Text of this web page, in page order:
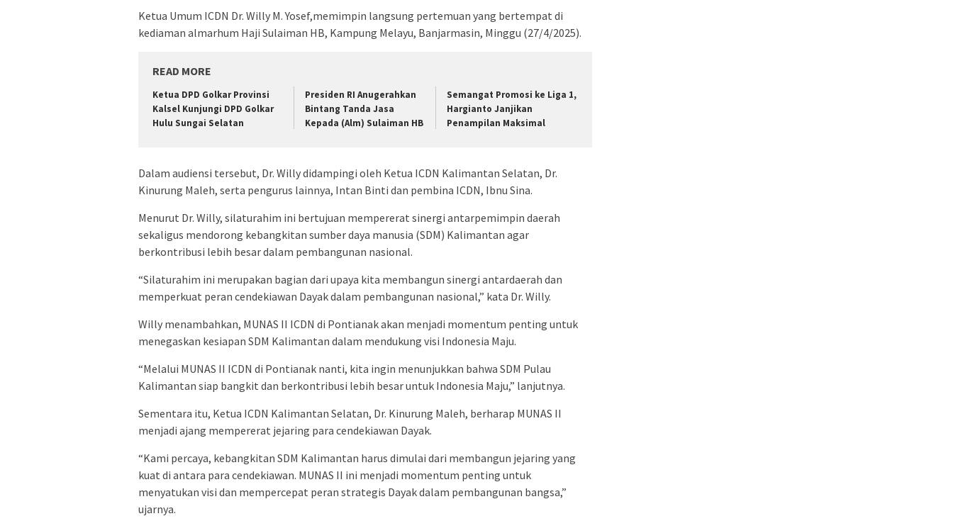
Ketua Umum ICDN Dr. Willy M. Yosef,memimpin langsung pertemuan yang bertempat di
kediaman almarhum Haji Sulaiman HB, Kampung Melayu, Banjarmasin, Minggu (27/4/2025).
READ MORE
Ketua DPD Golkar Provinsi
Kalsel Kunjungi DPD Golkar
Hulu Sungai Selatan
Presiden RI Anugerahkan
Bintang Tanda Jasa
Kepada (Alm) Sulaiman HB
Semangat Promosi ke Liga 1,
Hargianto Janjikan
Penampilan Maksimal
Dalam audiensi tersebut, Dr. Willy didampingi oleh Ketua ICDN Kalimantan Selatan, Dr.
Kinurung Maleh, serta pengurus lainnya, Intan Binti dan pembina ICDN, Ibnu Sina.
Menurut Dr. Willy, silaturahim ini bertujuan mempererat sinergi antarpemimpin daerah
sekaligus mendorong kebangkitan sumber daya manusia (SDM) Kalimantan agar
berkontribusi lebih besar dalam pembangunan nasional.
“Silaturahim ini merupakan bagian dari upaya kita membangun sinergi antardaerah dan
memperkuat peran cendekiawan Dayak dalam pembangunan nasional,” kata Dr. Willy.
Willy menambahkan, MUNAS II ICDN di Pontianak akan menjadi momentum penting untuk
menegaskan kesiapan SDM Kalimantan dalam mendukung visi Indonesia Maju.
“Melalui MUNAS II ICDN di Pontianak nanti, kita ingin menunjukkan bahwa SDM Pulau
Kalimantan siap bangkit dan berkontribusi lebih besar untuk Indonesia Maju,” lanjutnya.
Sementara itu, Ketua ICDN Kalimantan Selatan, Dr. Kinurung Maleh, berharap MUNAS II
menjadi ajang mempererat jejaring para cendekiawan Dayak.
“Kami percaya, kebangkitan SDM Kalimantan harus dimulai dari membangun jejaring yang
kuat di antara para cendekiawan. MUNAS II ini menjadi momentum penting untuk
menyatukan visi dan mempercepat peran strategis Dayak dalam pembangunan bangsa,”
ujarnya.